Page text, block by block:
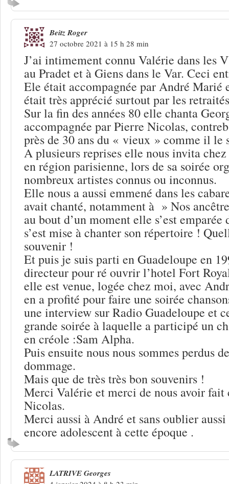
Beitz Roger
27 octobre 2021 à 15 h 28 min
J’ai intimement connu Valérie dans les
au Pradet et à Giens dans le Var. Ceci
Ele était accompagnée par André Marié
était très apprécié surtout par les
Sur la fin des années 80 elle chanta
accompagnée par Pierre Nicolas,
près de 30 ans du « vieux » comme il le
A plusieurs reprises elle nous invita
en région parisienne, lors de sa soirée
nombreux artistes connus ou inconnus.
Elle nous a aussi emmené dans les
avait chanté, notamment à » Nos
au bout d’un moment elle s’est emparée
s’est mise à chanter son répertoire !
souvenir !
Et puis je suis parti en Guadeloupe en
directeur pour ré ouvrir l’hotel Fort
elle est venue, logée chez moi, avec
en a profité pour faire une soirée
une interview sur Radio Guadeloupe et
grande soirée à laquelle a participé un
en créole :Sam Alpha.
Puis ensuite nous nous sommes perdus
dommage.
Mais que de très très bon souvenirs !
Merci Valérie et merci de nous avoir fait
Nicolas.
Merci aussi à André et sans oublier
encore adolescent à cette époque .
LATRIVE Georges